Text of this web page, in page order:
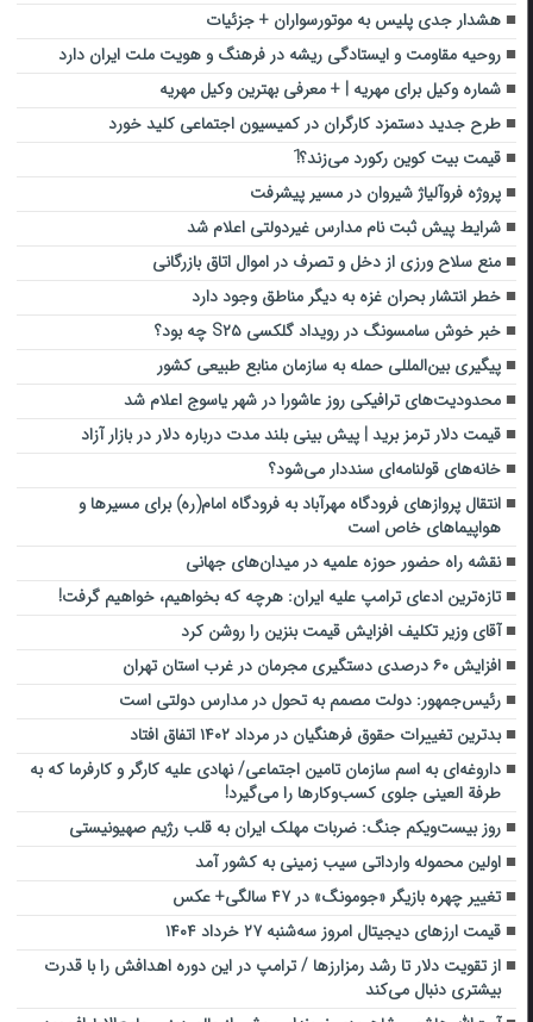
هشدار جدی پلیس به موتورسواران + جزئیات
روحیه مقاومت و ایستادگی ریشه در فرهنگ و هویت ملت ایران دارد
شماره وکیل برای مهریه | + معرفی بهترین وکیل مهریه
طرح جدید دستمزد کارگران در کمیسیون اجتماعی کلید خورد
قیمت بیت کوین رکورد می‌زند؟!َ
پروژه فروآلیاژ شیروان در مسیر پیشرفت
شرایط پیش ثبت‌ نام مدارس غیردولتی اعلام شد
منع سلاح‌ ورزی از دخل‌ و تصرف در اموال اتاق بازرگانی
خطر انتشار بحران غزه به دیگر مناطق وجود دارد
خبر خوش سامسونگ در رویداد گلکسی S۲۵ چه بود؟
پیگیری بین‌المللی حمله به سازمان منابع طبیعی کشور
محدودیت‌های ترافیکی روز عاشورا در شهر یاسوج اعلام شد
قیمت دلار ترمز برید | پیش بینی بلند مدت درباره دلار در بازار آزاد
خانه‌های قولنامه‌ای سنددار می‌شود؟
انتقال پروازهای فرودگاه مهرآباد به فرودگاه امام(ره) برای مسیرها و
هواپیماهای خاص است
نقشه راه حضور حوزه علمیه در میدان‌های جهانی
تازه‌ترین ادعای ترامپ علیه ایران: هرچه که بخواهیم، خواهیم گرفت!
آقای وزیر تکلیف افزایش قیمت بنزین را روشن کرد
افزایش ۶۰ درصدی دستگیری مجرمان در غرب استان تهران
رئیس‌جمهور: دولت مصمم به تحول در مدارس دولتی است
بدترین تغییرات حقوق فرهنگیان در مرداد ۱۴۰۲ اتفاق افتاد
داروغه‌ای به اسم سازمان تامین اجتماعی/ نهادی علیه کارگر و کارفرما که به
طرفة العینی جلوی کسب‌وکارها را می‌گیرد!
روز بیست‌ویکم جنگ: ضربات مهلک ایران به قلب رژیم صهیونیستی
اولین محموله وارداتی سیب زمینی به کشور آمد
تغییر چهره بازیگر «جومونگ» در ۴۷ سالگی+ عکس
قیمت ارز‌های دیجیتال امروز سه‌شنبه ۲۷ خرداد ۱۴۰۴
از تقویت دلار تا رشد رمزارزها / ترامپ در این دوره اهدافش را با قدرت
بیشتری دنبال می‌کند